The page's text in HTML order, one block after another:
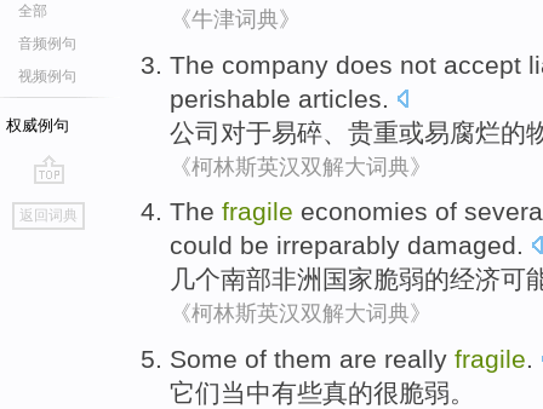
全部
音频例句
视频例句
权威例句
go
top
返回词典
《牛津词典》
The company does not accept
perishable articles
公司 对于易碎 贵重或易腐烂的
《柯林斯英汉双解大词典》
The fragile economies of
could be irreparably damaged.
几个南部非洲 国家脆弱的经济可
《柯林斯英汉双解大词典》
Some of them are really fragile.
它们当中有些真的很脆弱。